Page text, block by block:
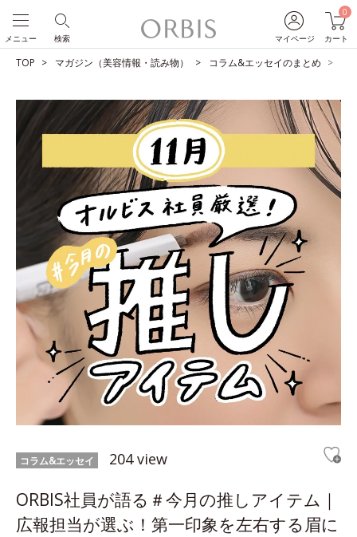
マイページ
0
カート
検索
メニュー
TOP マガジン（美容情報・読み物） コラム&エッセイのまとめ
コラム&エッセイ 204 view
ORBIS社員が語る＃今月の推しアイテム｜
広報担当が選ぶ！第一印象を左右する眉に